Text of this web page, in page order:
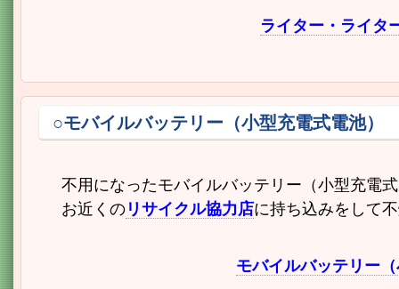
ライター・ライタ
○モバイルバッテリー（小型充電式電池）
不用になったモバイルバッテリー（小型充電式
お近くの リサイクル協力店に持ち込みをして
モバイルバッテリー